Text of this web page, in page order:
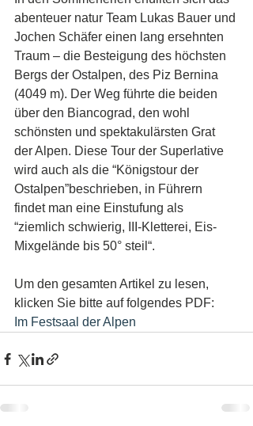
abenteuer natur Team Lukas Bauer und
Jochen Schäfer einen lang ersehnten
Traum – die Besteigung des höchsten
Bergs der Ostalpen, des Piz Bernina
(4049 m). Der Weg führte die beiden
über den Biancograd, den wohl
schönsten und spektakulärsten Grat
der Alpen. Diese Tour der Superlative
wird auch als die “Königstour der
Ostalpen”beschrieben, in Führern
findet man eine Einstufung als
“ziemlich schwierig, III-Kletterei, Eis-
Mixgelände bis 50° steil“.
Um den gesamten Artikel zu lesen,
klicken Sie bitte auf folgendes PDF:
Im Festsaal der Alpen